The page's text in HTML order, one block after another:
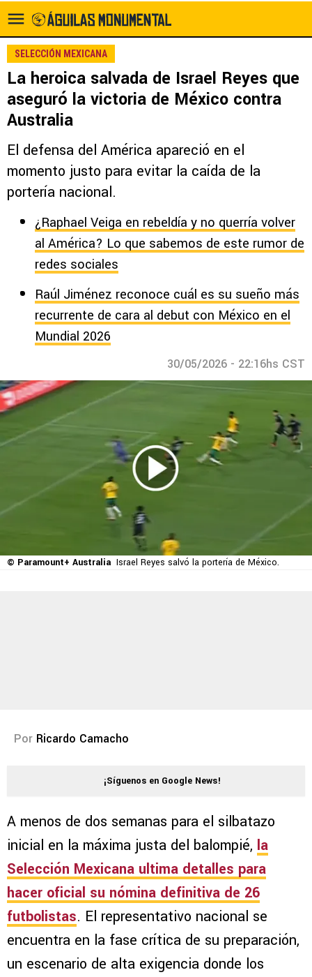
SELECCIÓN MEXICANA
La heroica salvada de Israel Reyes que
aseguró la victoria de México contra
Australia
El defensa del América apareció en el
momento justo para evitar la caída de la
portería nacional.
¿Raphael Veiga en rebeldía y no querría volver
al América? Lo que sabemos de este rumor de
redes sociales
Raúl Jiménez reconoce cuál es su sueño más
recurrente de cara al debut con México en el
Mundial 2026
30/05/2026 - 22:16hs CST
© Paramount+ Australia Israel Reyes salvó la portería de México.
Por Ricardo Camacho
¡Síguenos en Google News!
A menos de dos semanas para el silbatazo
inicial en la máxima justa del balompié, la
Selección Mexicana ultima detalles para
hacer oficial su nómina definitiva de 26
futbolistas. El representativo nacional se
encuentra en la fase crítica de su preparación,
un escenario de alta exigencia donde los